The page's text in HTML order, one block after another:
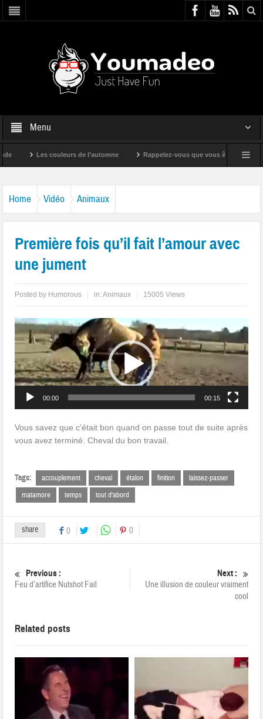
Menu
Les couleurs de l’automne Rappelez-vous que vous êtes super !
Home Vidéo Animaux
Première fois qu’il fait l’amour avec
une jument
Posted by Humorous in:Animaux 15005 Views
Lecteur
vidéo
00:00 00:15
Vous savez que c’était bon quand on passe tout de suite après
vous avez terminé. Cheval du bon travail.
Tags: accouplement cheval étalon finition
laissez-passer
matamore
temps tout d'abord
share 0 0
Previous :
Feu d’artifice Nutshot Fail
Next :
Une illusion de couleur vraiment
cool
Related posts